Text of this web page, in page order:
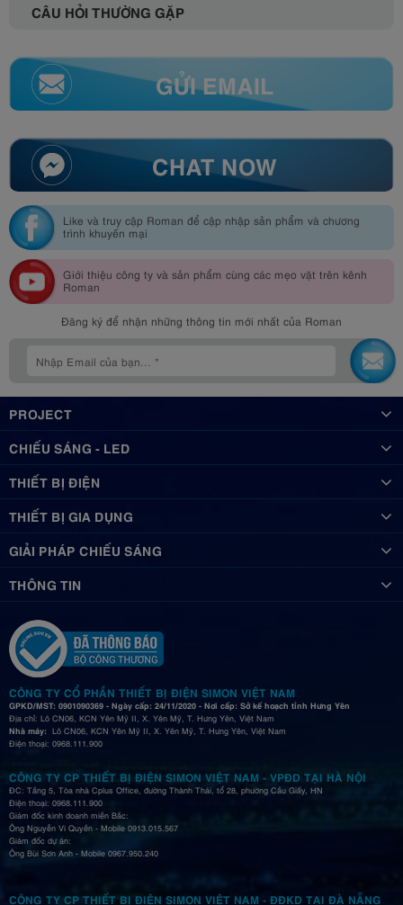
CÂU HỎI THƯỜNG GẶP
GỬI EMAIL
CHAT NOW
Like và truy cập Roman để cập nhập sản phẩm và chương
trình khuyến mại
Giới thiệu công ty và sản phẩm cùng các mẹo vặt trên kênh
Roman
Đăng ký để nhận những thông tin mới nhất của Roman
PROJECT
CHIẾU SÁNG - LED
THIẾT BỊ ĐIỆN
THIẾT BỊ GIA DỤNG
GIẢI PHÁP CHIẾU SÁNG
THÔNG TIN
CÔNG TY CỔ PHẦN THIẾT BỊ ĐIỆN SIMON VIỆT NAM
GPKD/MST: 0901090369 - Ngày cấp: 24/11/2020 - Nơi cấp: Sở kế hoạch tỉnh Hưng Yên
Địa chỉ: Lô CN06, KCN Yên Mỹ II, X. Yên Mỹ, T. Hưng Yên, Việt Nam
Nhà máy: Lô CN06, KCN Yên Mỹ II, X. Yên Mỹ, T. Hưng Yên, Việt Nam
Điện thoại: 0968.111.900
CÔNG TY CP THIẾT BỊ ĐIỆN SIMON VIỆT NAM - VPĐD TẠI HÀ NỘI
ĐC: Tầng 5, Tòa nhà Cplus Office, đường Thành Thái, tổ 28, phường Cầu Giấy, HN
Điện thoại: 0968.111.900
Giám đốc kinh doanh miền Bắc:
Ông Nguyễn Vi Quyền - Mobile 0913.015.567
Giám đốc dự án:
Ông Bùi Sơn Anh - Mobile 0967.950.240
CÔNG TY CP THIẾT BỊ ĐIỆN SIMON VIỆT NAM - ĐĐKD TẠI ĐÀ NẴNG